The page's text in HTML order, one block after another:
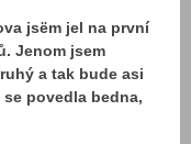
jsëm jel na první
Jenom jsem
a tak bude asi
povedla bedna,